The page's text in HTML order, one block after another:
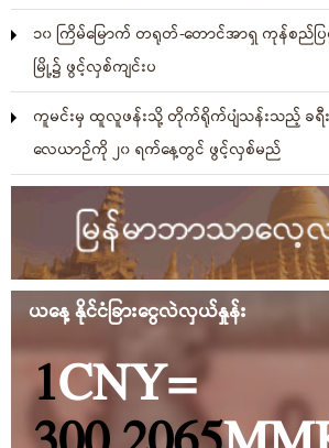
၁၀ ကြိမ်မြောက် တရုတ်-တောင်အာရှ ကုန်စည်
မြို့၌ ဖွင့်လှစ်ကျင်းပ
ကူမင်းမှ ထူလူဖန်းသို့ တိုက်ရိုက်ပျံသန်းသည့် ခရီးသွ
လေယာဉ်ကို ၂၀ ရက်နေ့တွင် ဖွင့်လှစ်မည်
ယနေ့ နိုင်ငံခြားငွေလဲလှယ်နှုန်း
1CNY=